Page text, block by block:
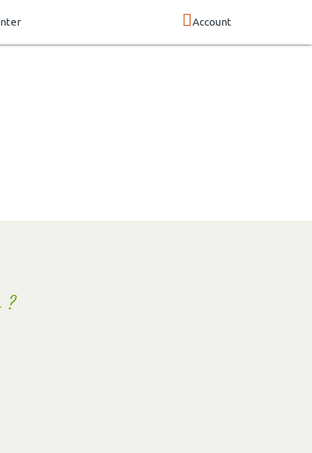
Account